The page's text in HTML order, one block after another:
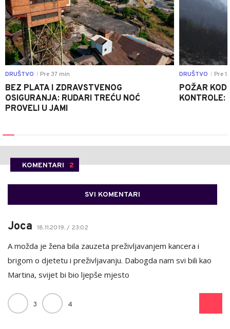
DRUŠTVO Pre 37 min
BEZ PLATA I ZDRAVSTVENOG
OSIGURANJA: RUDARI TREĆU NOĆ
PROVELI U JAMI
DRUŠTVO Pre 1
POŽAR KOD
KONTROLE:
KOMENTARI 2
SVI KOMENTARI
Joca 18.11.2019. / 23:02
A možda je žena bila zauzeta preživljavanjem kancera i
brigom o djetetu i preživljavanju. Dabogda nam svi bili kao
Martina, svijet bi bio ljepše mjesto
3 4